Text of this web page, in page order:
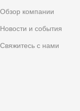
Обзор компании
Новости и события
Свяжитесь с нами